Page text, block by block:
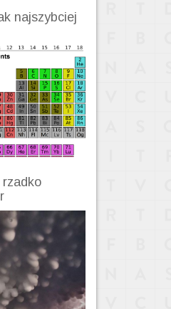
najszybciej
rzadko